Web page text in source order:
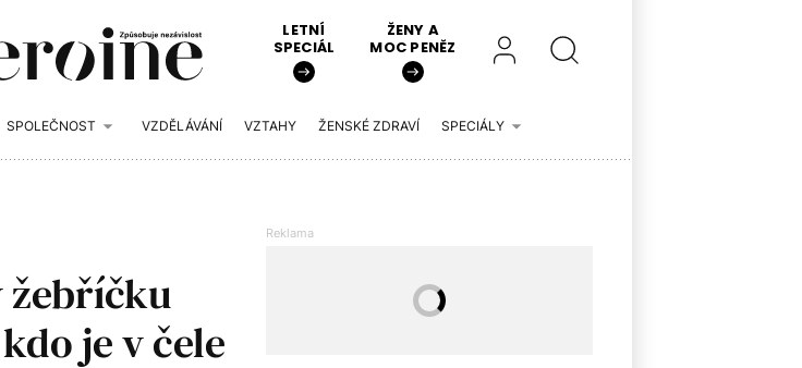
LETNÍ
SPECIÁL
ŽENY A
MOC PENĚZ
SPOLEČNOST VZDĚLÁVÁNÍ VZTAHY ŽENSKÉ ZDRAVÍ SPECIÁLY
žebříčku
je v čele